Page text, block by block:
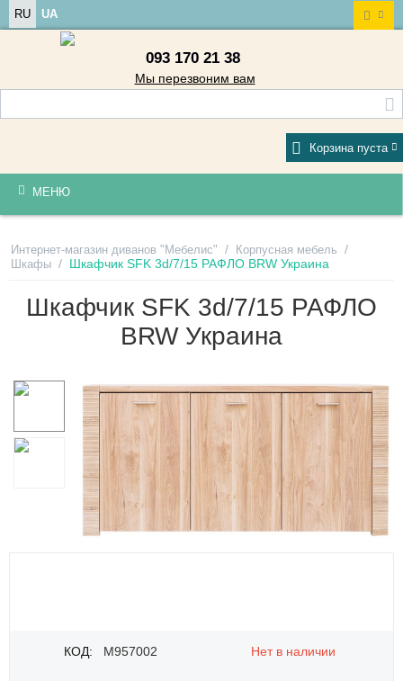
RU UA
093 170 21 38
Мы перезвоним вам
Корзина пуста
МЕНЮ
Интернет-магазин диванов "Мебелис" / Корпусная мебель /
Шкафы / Шкафчик SFK 3d/7/15 РАФЛО BRW Украина
Шкафчик SFK 3d/7/15 РАФЛО
BRW Украина
КОД: M957002 Нет в наличии